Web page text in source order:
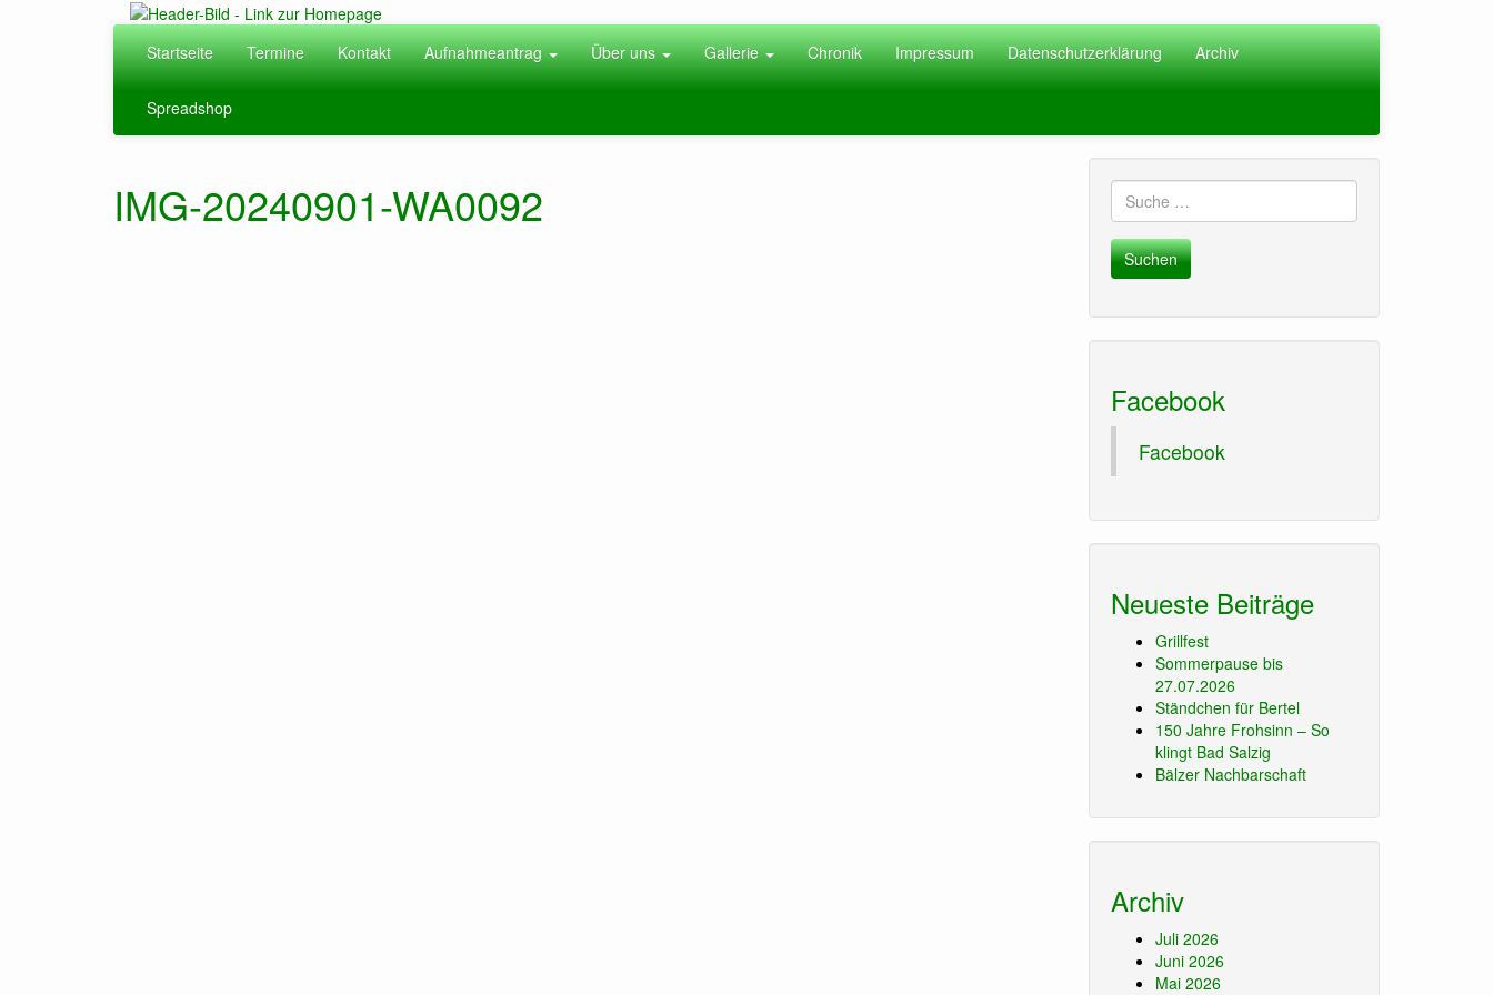
Startseite Termine Kontakt Aufnahmeantrag Über uns Gallerie Chronik Impressum Datenschutzerklärung Archiv
Spreadshop
IMG-20240901-WA0092
Suche
nach:
Facebook
Facebook
Neueste Beiträge
Grillfest
Sommerpause bis
27.07.2026
Ständchen für Bertel
150 Jahre Frohsinn – So
klingt Bad Salzig
Bälzer Nachbarschaft
Archiv
Juli 2026
Juni 2026
Mai 2026